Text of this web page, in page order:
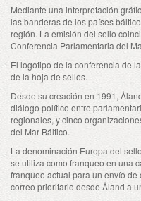
Mediante una interpretación
las banderas de los países
región. La emisión del sello
Conferencia Parlamentaria del
El logotipo de la conferencia de
de la hoja de sellos.
Desde su creación en 1991,
diálogo político entre
regionales, y cinco
del Mar Báltico.
La denominación Europa del
se utiliza como franqueo en una
franqueo actual para un envío
correo prioritario desde Åland a